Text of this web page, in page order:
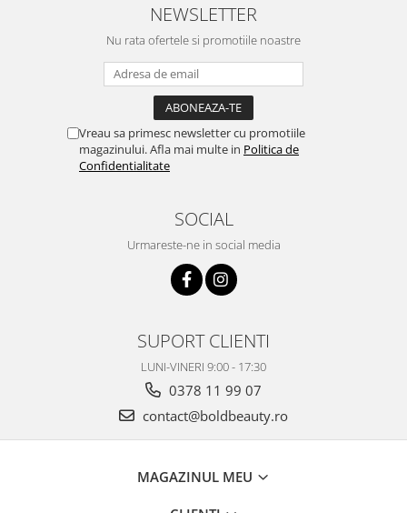
NEWSLETTER
Nu rata ofertele si promotiile noastre
Vreau sa primesc newsletter cu promotiile
magazinului. Afla mai multe in Politica de
Confidentialitate
SOCIAL
Urmareste-ne in social media
SUPORT CLIENTI
LUNI-VINERI 9:00 - 17:30
0378 11 99 07
contact@boldbeauty.ro
MAGAZINUL MEU